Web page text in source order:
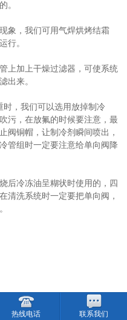
。
象，我们可用气焊烘烤结霜
行。
上加上干燥过滤器，可使系统
出来。
时，我们可以选用放掉制冷
污，在放氟的时候要注意，最
阀铜帽，让制冷剂瞬间喷出，
管组时一定要注意给单向阀降
后冷冻油呈糊状时使用的，四
清洗系统时一定要把单向阀，
热线电话 联系我们